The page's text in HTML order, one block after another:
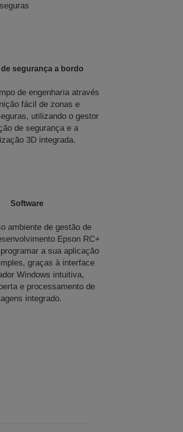
de segurança a bordo
de engenharia através
fácil de zonas e
utilizando o gestor
de segurança e a
3D integrada.
Software
ambiente de gestão de
Epson RC+
a sua aplicação
graças à interface
Windows intuitiva,
e processamento de
integrado.